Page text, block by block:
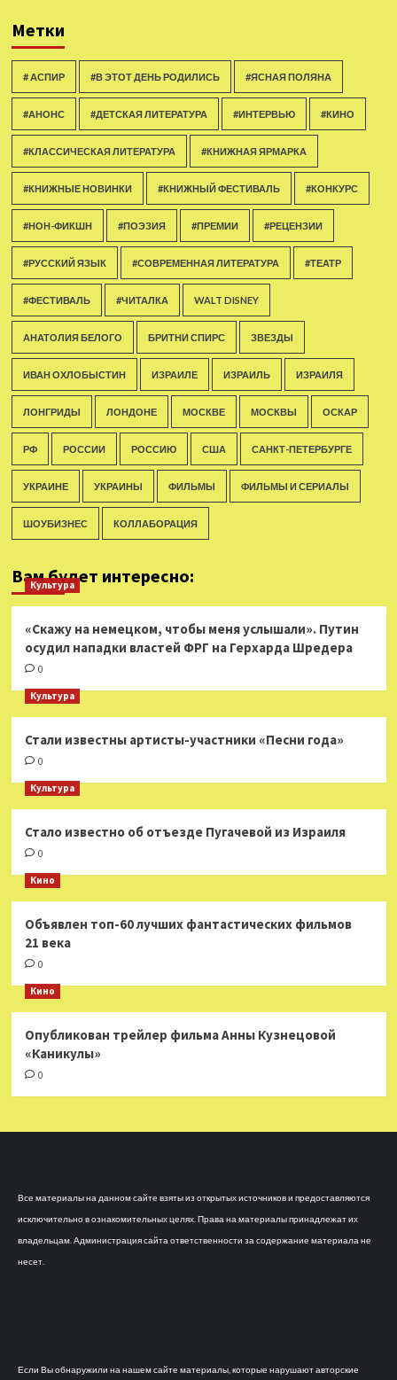
Метки
# АСПИР #В ЭТОТ ДЕНЬ РОДИЛИСЬ #ЯСНАЯ ПОЛЯНА
#АНОНС #ДЕТСКАЯ ЛИТЕРАТУРА #ИНТЕРВЬЮ #КИНО
#КЛАССИЧЕСКАЯ ЛИТЕРАТУРА #КНИЖНАЯ ЯРМАРКА
#КНИЖНЫЕ НОВИНКИ #КНИЖНЫЙ ФЕСТИВАЛЬ #КОНКУРС
#НОН-ФИКШН #ПОЭЗИЯ #ПРЕМИИ #РЕЦЕНЗИИ
#РУССКИЙ ЯЗЫК #СОВРЕМЕННАЯ ЛИТЕРАТУРА #ТЕАТР
#ФЕСТИВАЛЬ #ЧИТАЛКА WALT DISNEY
АНАТОЛИЯ БЕЛОГО БРИТНИ СПИРС ЗВЕЗДЫ
ИВАН ОХЛОБЫСТИН ИЗРАИЛЕ ИЗРАИЛЬ ИЗРАИЛЯ
ЛОНГРИДЫ ЛОНДОНЕ МОСКВЕ МОСКВЫ ОСКАР
РФ РОССИИ РОССИЮ США САНКТ-ПЕТЕРБУРГЕ
УКРАИНЕ УКРАИНЫ ФИЛЬМЫ ФИЛЬМЫ И СЕРИАЛЫ
ШОУБИЗНЕС КОЛЛАБОРАЦИЯ
Вам будет интересно:
Культура
«Скажу на немецком, чтобы меня услышали». Путин
осудил нападки властей ФРГ на Герхарда Шредера
0
Культура
Стали известны артисты-участники «Песни года»
0
Культура
Стало известно об отъезде Пугачевой из Израиля
0
Кино
Объявлен топ-60 лучших фантастических фильмов
21 века
0
Кино
Опубликован трейлер фильма Анны Кузнецовой
«Каникулы»
0
Все материалы на данном сайте взяты из открытых источников и предоставляются
исключительно в ознакомительных целях. Права на материалы принадлежат их
владельцам. Администрация сайта ответственности за содержание материала не
несет.
Если Вы обнаружили на нашем сайте материалы, которые нарушают авторские